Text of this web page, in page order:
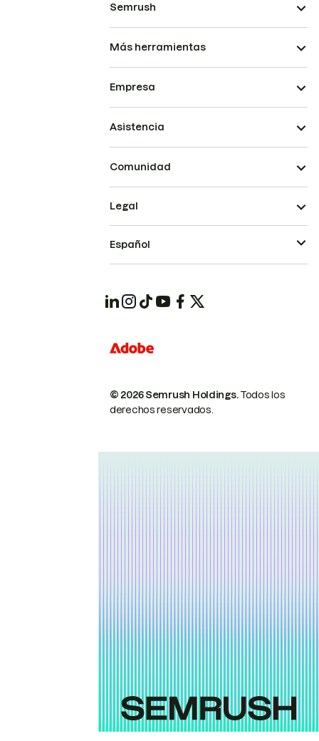
Semrush
Más herramientas
Empresa
Asistencia
Comunidad
© 2026 Semrush Holdings.Todos los
derechos reservados.
Legal
Español